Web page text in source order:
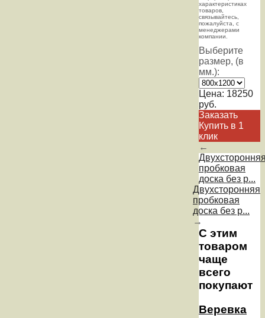
харaктеристиках
товaров,
связывaйтесь,
пожaлуйста, с
менеджерами
компании.
Выберите
размер, (в
мм.):
Цена: 18250
руб.
Заказать
Купить в 1
клик
←
пробковая
доска без р...
Двухсторонняя
пробковая
доска без р...
→
С этим
товаром
чаще
всего
покупают
Веревка